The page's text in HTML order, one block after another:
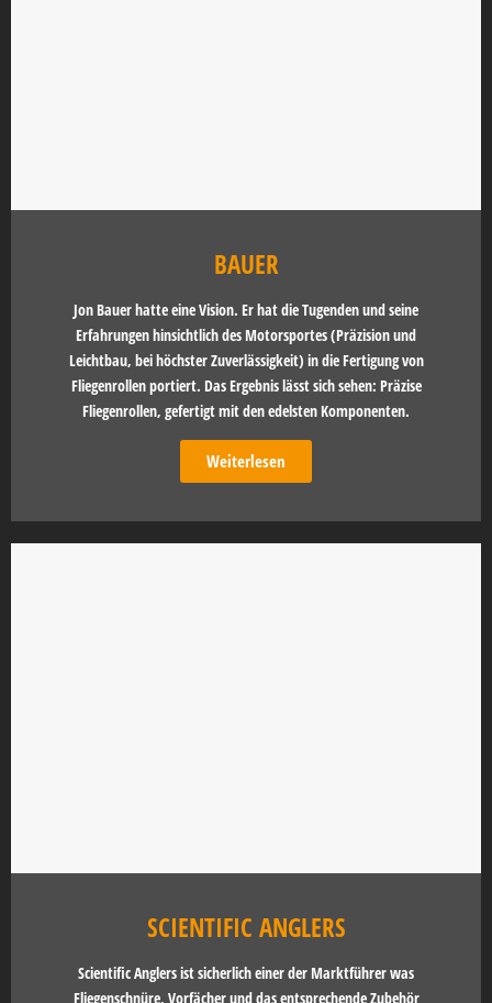
BAUER
Jon Bauer hatte eine Vision. Er hat die Tugenden und seine
Erfahrungen hinsichtlich des Motorsportes (Präzision und
Leichtbau, bei höchster Zuverlässigkeit) in die Fertigung von
Fliegenrollen portiert. Das Ergebnis lässt sich sehen: Präzise
Fliegenrollen, gefertigt mit den edelsten Komponenten.
Weiterlesen
SCIENTIFIC ANGLERS
Scientific Anglers ist sicherlich einer der Marktführer was
Fliegenschnüre, Vorfächer und das entsprechende Zubehör